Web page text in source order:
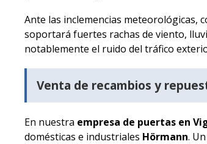
Ante las inclemencias meteorológicas,
soportará fuertes rachas de viento,
notablemente el ruido del tráfico
Venta de recambios y
En nuestra empresa de puertas en
domésticas e industriales Hörmann.